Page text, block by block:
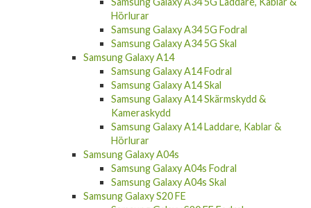
Samsung Galaxy A54 5G Skal
Samsung Galaxy A54 5G Laddare, Kablar &
Hörlurar
Samsung Galaxy A34 5G
Samsung Galaxy A34 5G Laddare, Kablar &
Hörlurar
Samsung Galaxy A34 5G Fodral
Samsung Galaxy A34 5G Skal
Samsung Galaxy A14
Samsung Galaxy A14 Fodral
Samsung Galaxy A14 Skal
Samsung Galaxy A14 Skärmskydd &
Kameraskydd
Samsung Galaxy A14 Laddare, Kablar &
Hörlurar